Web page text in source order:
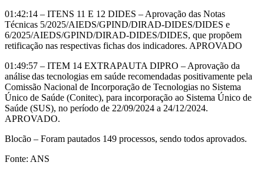
01:42:14 – ITENS 11 E 12 DIDES – Aprovação das Notas
Técnicas 5/2025/AIEDS/GPIND/DIRAD-DIDES/DIDES e
6/2025/AIEDS/GPIND/DIRAD-DIDES/DIDES, que propõem
retificação nas respectivas fichas dos indicadores. APROVADO
01:49:57 – ITEM 14 EXTRAPAUTA DIPRO – Aprovação da
análise das tecnologias em saúde recomendadas positivamente pela
Comissão Nacional de Incorporação de Tecnologias no Sistema
Único de Saúde (Conitec), para incorporação ao Sistema Único de
Saúde (SUS), no período de 22/09/2024 a 24/12/2024.
APROVADO.
Blocão – Foram pautados 149 processos, sendo todos aprovados.
Fonte: ANS